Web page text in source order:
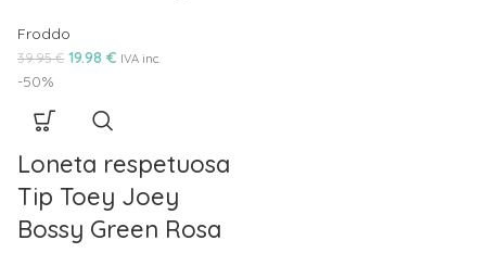
Froddo
39.95€ 19.98 € IVA inc.
-50%
Loneta respetuosa
Tip Toey Joey
Bossy Green Rosa